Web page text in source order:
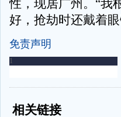
性，现居广州。“我
好，抢劫时还戴着
免责声明
-
相关链接